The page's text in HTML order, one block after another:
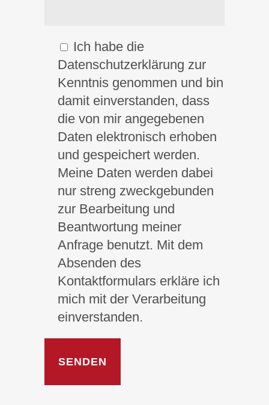
Ich habe die
Datenschutzerklärung zur
Kenntnis genommen und bin
damit einverstanden, dass
die von mir angegebenen
Daten elektronisch erhoben
und gespeichert werden.
Meine Daten werden dabei
nur streng zweckgebunden
zur Bearbeitung und
Beantwortung meiner
Anfrage benutzt. Mit dem
Absenden des
Kontaktformulars erkläre ich
mich mit der Verarbeitung
einverstanden.